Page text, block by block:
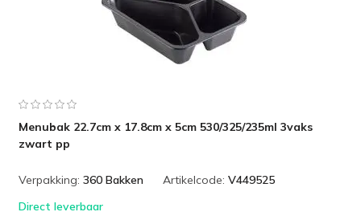
Menubak 22.7cm x 17.8cm x 5cm 530/325/235ml 3vaks
zwart pp
Verpakking: 360 Bakken Artikelcode: V449525
Direct leverbaar